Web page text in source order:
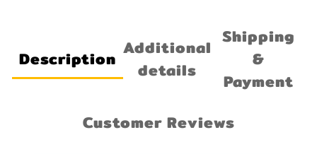
Description Additional
details
Shipping
&
Payment
Customer Reviews